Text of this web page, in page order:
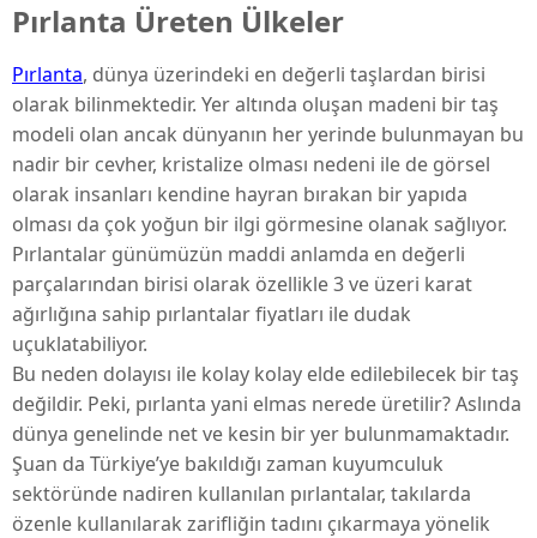
Pırlanta Üreten Ülkeler
Pırlanta, dünya üzerindeki en değerli taşlardan birisi
olarak bilinmektedir. Yer altında oluşan madeni bir taş
modeli olan ancak dünyanın her yerinde bulunmayan bu
nadir bir cevher, kristalize olması nedeni ile de görsel
olarak insanları kendine hayran bırakan bir yapıda
olması da çok yoğun bir ilgi görmesine olanak sağlıyor.
Pırlantalar günümüzün maddi anlamda en değerli
parçalarından birisi olarak özellikle 3 ve üzeri karat
ağırlığına sahip pırlantalar fiyatları ile dudak
uçuklatabiliyor.
Bu neden dolayısı ile kolay kolay elde edilebilecek bir taş
değildir. Peki, pırlanta yani elmas nerede üretilir? Aslında
dünya genelinde net ve kesin bir yer bulunmamaktadır.
Şuan da Türkiye’ye bakıldığı zaman kuyumculuk
sektöründe nadiren kullanılan pırlantalar, takılarda
özenle kullanılarak zarifliğin tadını çıkarmaya yönelik